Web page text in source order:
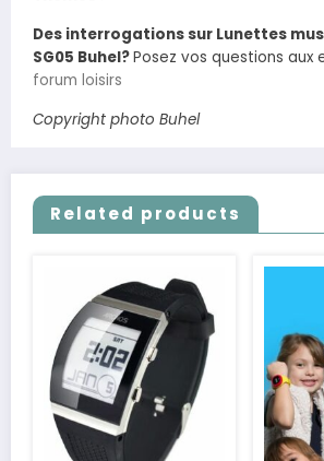
Des interrogations sur Lunettes
SG05 Buhel?Posez vos questions aux
forum loisirs
Copyright photo Buhel
Related products